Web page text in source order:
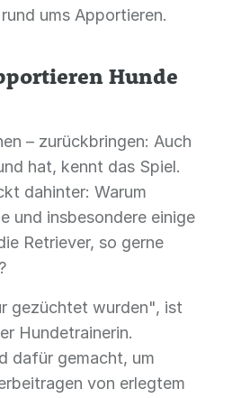
ums Apportieren.
Hunde
– zurückbringen: Auch
hat, kennt das Spiel.
dahinter: Warum
und insbesondere einige
Retriever, so gerne
gezüchtet wurden", ist
Hundetrainerin.
dafür gemacht, um
von erlegtem